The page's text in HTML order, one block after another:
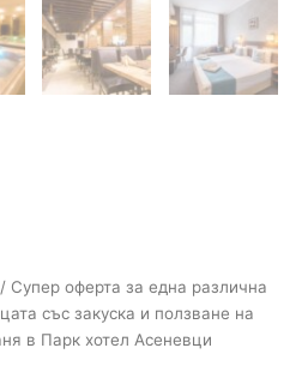
/ Супер оферта за една различна
със закуска и ползване на
в Парк хотел Асеневци